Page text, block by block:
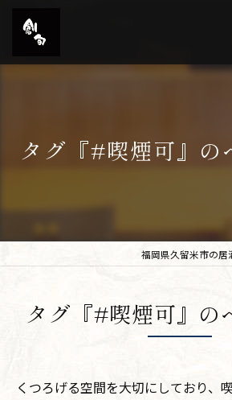
タグ『#喫煙可』の
福岡県久留米市の居
タグ『#喫煙可』の
くつろげる空間を大切にしており、